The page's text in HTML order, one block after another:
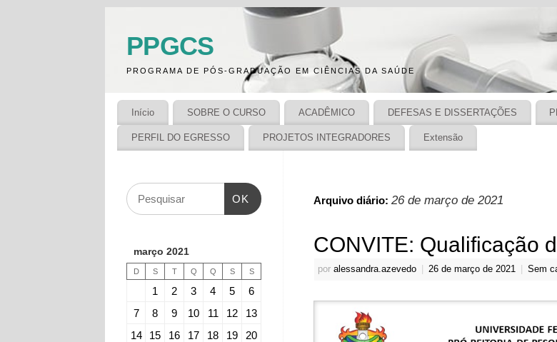
PPGCS
PROGRAMA DE PÓS-GRADUAÇÃO EM CIÊNCIAS DA SAÚDE
Início SOBRE O CURSO ACADÊMICO DEFESAS E DISSERTAÇÕES
PERFIL DO EGRESSO PROJETOS INTEGRADORES Extensão
Arquivo diário: 26 de março de 2021
CONVITE: Qualificação
por alessandra.azevedo 26 de março de 2021 Sem
OK
março 2021
D S T Q Q S S
1 2 3 4 5
6
7
8 9 10 11 12
13
14
15 16 17 18 19
20